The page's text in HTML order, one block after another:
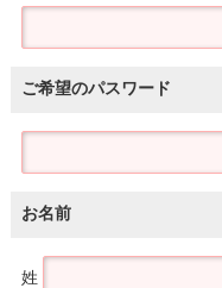
ご希望のパスワード
お名前
姓